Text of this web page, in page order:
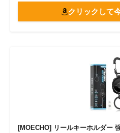
クリックして
[MOECHO] リールキーホルダー